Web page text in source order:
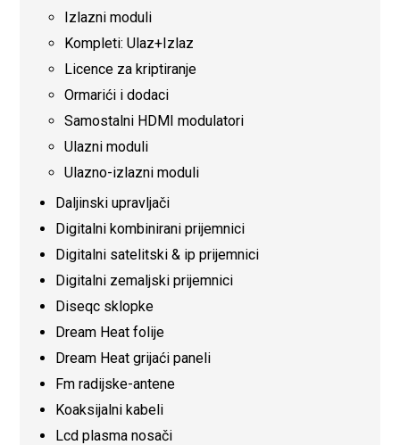
Izlazni moduli
Kompleti: Ulaz+Izlaz
Licence za kriptiranje
Ormarići i dodaci
Samostalni HDMI modulatori
Ulazni moduli
Ulazno-izlazni moduli
Daljinski upravljači
Digitalni kombinirani prijemnici
Digitalni satelitski & ip prijemnici
Digitalni zemaljski prijemnici
Diseqc sklopke
Dream Heat folije
Dream Heat grijaći paneli
Fm radijske-antene
Koaksijalni kabeli
Lcd plasma nosači